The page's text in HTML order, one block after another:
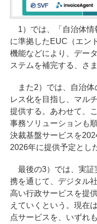
1）では、「自治体情
に準拠したEUC（エン
機能などにより、デー
ステムを補完する、さ
また2）では、自治体
レス化を目指し、マル
提供する。あわせて、
事務ソリューションも
決裁基盤サービスを
2026年に提供予定とし
最後の3）では、実証
携を通じて、デジタル
高い行政サービスを提
えていくという。現在
点サービスを、いずれ